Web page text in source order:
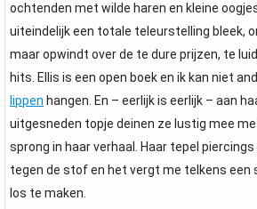
ochtenden met wilde haren en kleine
uiteindelijk een totale teleurstelling bleek,
maar opwindt over de te dure prijzen, te
hits. Ellis is een open boek en ik kan niet
lippen hangen. En – eerlijk is eerlijk – aan
uitgesneden topje deinen ze lustig mee
sprong in haar verhaal. Haar tepel
tegen de stof en het vergt me telkens een
los te maken.